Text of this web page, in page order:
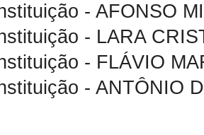
- AFONSO
- LARA
- FLÁVIO
- ANTÔNIO